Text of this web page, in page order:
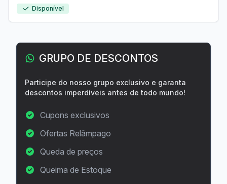
Disponível
GRUPO DE DESCONTOS
Participe do nosso grupo exclusivo e garanta
descontos imperdíveis antes de todo mundo!
Cupons exclusivos
Ofertas Relâmpago
Queda de preços
Queima de Estoque